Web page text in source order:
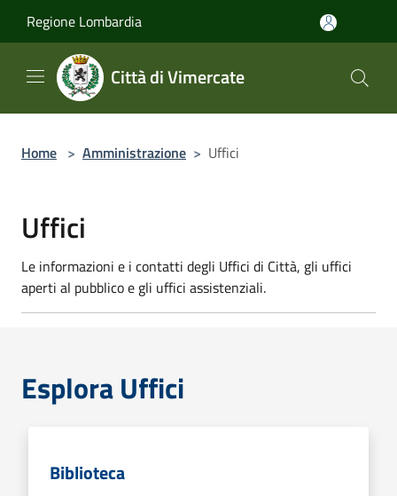
Regione Lombardia
Città di Vimercate
Home > Amministrazione > Uffici
Uffici
Le informazioni e i contatti degli Uffici di Città, gli uffici
aperti al pubblico e gli uffici assistenziali.
Esplora Uffici
Biblioteca